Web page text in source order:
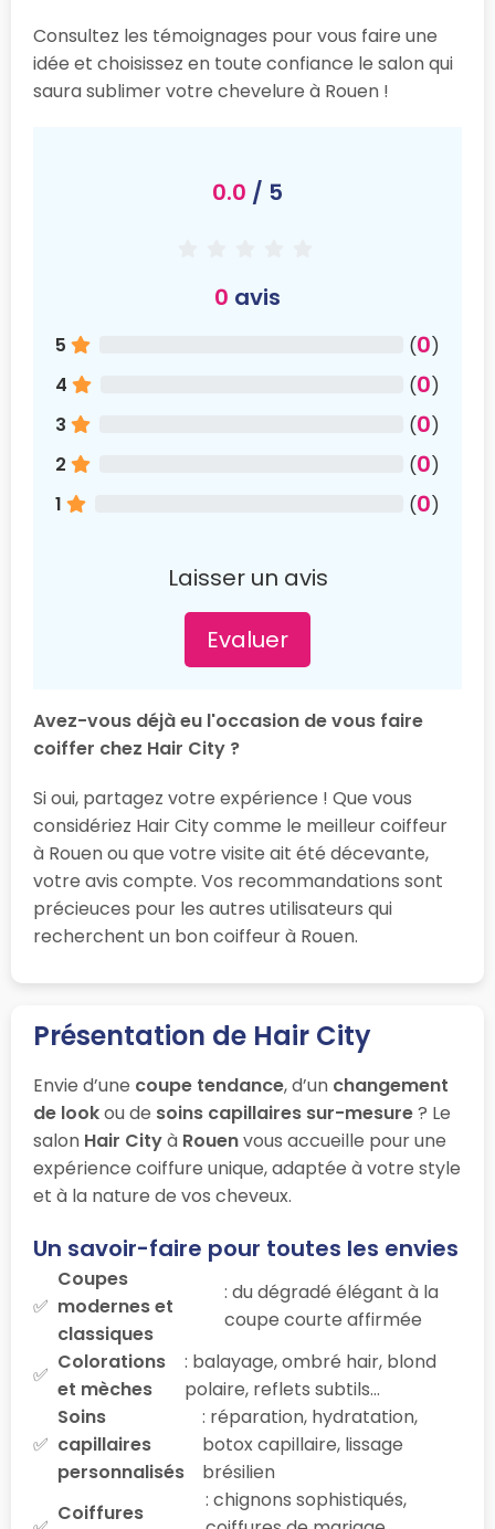
Consultez les témoignages pour vous faire une
idée et choisissez en toute confiance le salon qui
saura sublimer votre chevelure à Rouen !
0.0 / 5
0 avis
5 (0)
4
(0)
3
(0)
2
(0)
1
(0)
Laisser un avis
Evaluer
Avez-vous déjà eu l'occasion de vous faire
coiffer chez Hair City ?
Si oui, partagez votre expérience ! Que vous
considériez Hair City comme le meilleur coiffeur
à Rouen ou que votre visite ait été décevante,
votre avis compte. Vos recommandations sont
précieuces pour les autres utilisateurs qui
recherchent un bon coiffeur à Rouen.
Présentation de Hair City
Envie d’une coupe tendance, d’un changement
de lookou de soins capillaires sur-mesure? Le
salon Hair Cityà Rouenvous accueille pour une
expérience coiffure unique, adaptée à votre style
et à la nature de vos cheveux.
Un savoir-faire pour toutes les envies
Coupes
modernes et
classiques
: du dégradé élégant à la
coupe courte affirmée
Colorations
et mèches
: balayage, ombré hair, blond
polaire, reflets subtils…
Soins
capillaires
personnalisés
: réparation, hydratation,
botox capillaire, lissage
brésilien
Coiffures
: chignons sophistiqués,